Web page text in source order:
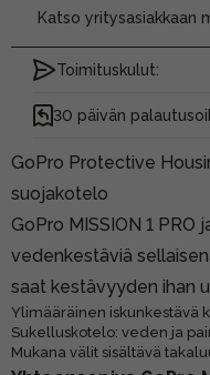
Katso yritysasiakkaan
Toimituskulut:
30 päivän
GoPro Protective
suojakotelo
GoPro MISSION 1 PRO
vedenkestäviä
saat kestävyyden ihan
Ylimääräinen iskunkestävä
Sukelluskotelo: veden ja
Mukana välit sisältävä